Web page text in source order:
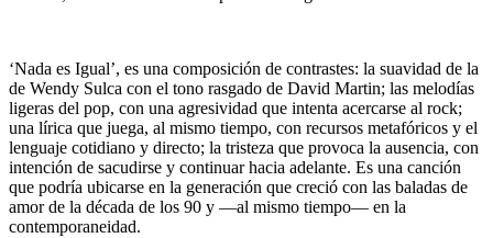
‘Nada es Igual’, es una composición de contrastes: la suavidad de la
de Wendy Sulca con el tono rasgado de David Martin; las melodías
ligeras del pop, con una agresividad que intenta acercarse al rock;
una lírica que juega, al mismo tiempo, con recursos metafóricos y el
lenguaje cotidiano y directo; la tristeza que provoca la ausencia, con
intención de sacudirse y continuar hacia adelante. Es una canción
que podría ubicarse en la generación que creció con las baladas de
amor de la década de los 90 y ―al mismo tiempo― en la
contemporaneidad.